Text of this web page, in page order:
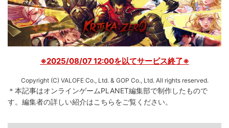
※2025/08/07 12:00を以てサービス終了※
Copyright (C) VALOFE Co., Ltd. & GOP Co., Ltd. All rights reserved.
＊本記事はオンラインゲームPLANET編集部で制作したもので
す。 編集者の詳しい紹介はこちらをご覧ください。